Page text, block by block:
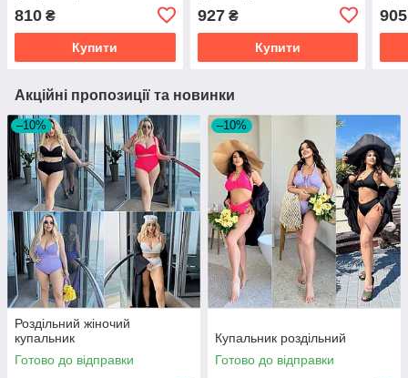
810 ₴
Купити
норма
927₴
Купити
905
Акційні пропозиції та новинки
–10%
Роздільний жіночий
купальник
Готово до відправки
–10%
Купальник роздільний
Готово до відправки